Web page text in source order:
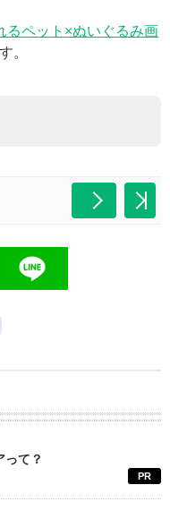
るペット×ぬいぐるみ画
。
って？
PR